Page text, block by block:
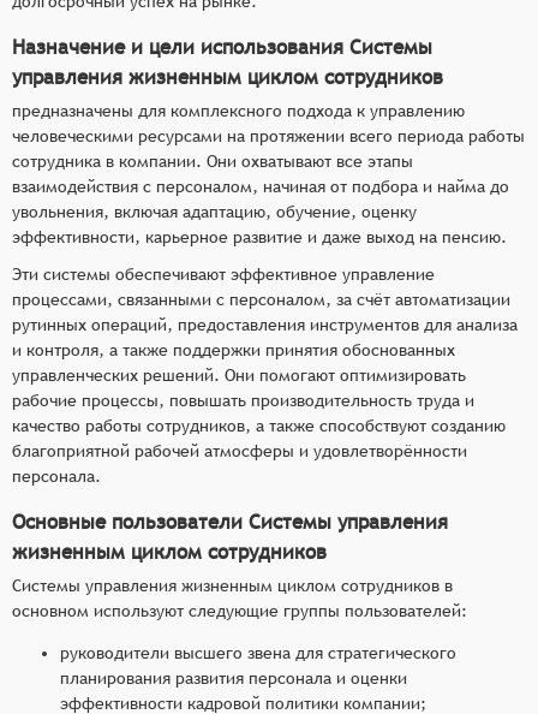
Назначение и цели использования Системы
управления жизненным циклом сотрудников
предназначены для комплексного подхода к управлению
человеческими ресурсами на протяжении всего периода работы
сотрудника в компании. Они охватывают все этапы
взаимодействия с персоналом, начиная от подбора и найма до
увольнения, включая адаптацию, обучение, оценку
эффективности, карьерное развитие и даже выход на пенсию.
Эти системы обеспечивают эффективное управление
процессами, связанными с персоналом, за счёт автоматизации
рутинных операций, предоставления инструментов для анализа
и контроля, а также поддержки принятия обоснованных
управленческих решений. Они помогают оптимизировать
рабочие процессы, повышать производительность труда и
качество работы сотрудников, а также способствуют созданию
благоприятной рабочей атмосферы и удовлетворённости
персонала.
Основные пользователи Системы управления
жизненным циклом сотрудников
Системы управления жизненным циклом сотрудников в
основном используют следующие группы пользователей:
руководители высшего звена для стратегического
планирования развития персонала и оценки
эффективности кадровой политики компании;